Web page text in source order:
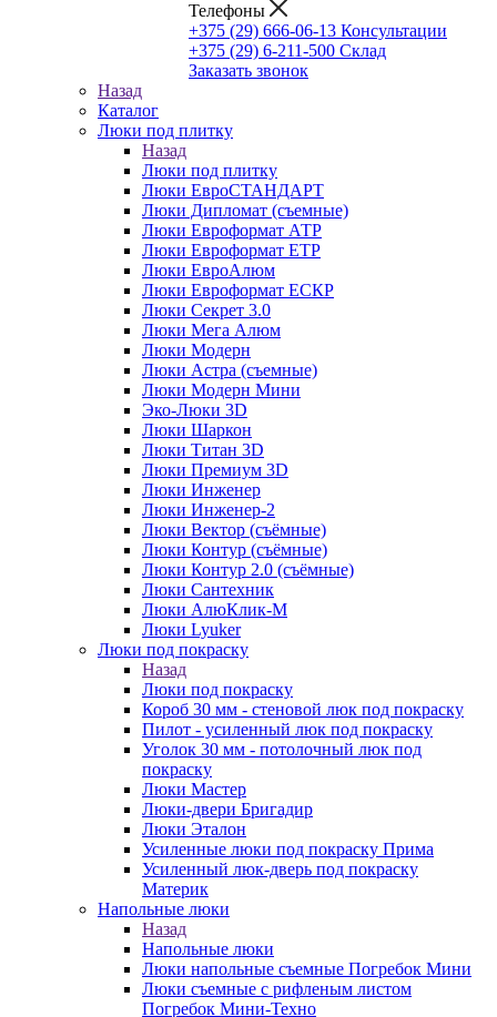
Телефоны
+375 (29) 666-06-13 Консультации
+375 (29) 6-211-500 Склад
Заказать звонок
Назад
Каталог
Люки под плитку
Назад
Люки под плитку
Люки ЕвроСТАНДАРТ
Люки Дипломат (съемные)
Люки Евроформат АТР
Люки Евроформат ЕТР
Люки ЕвроАлюм
Люки Евроформат ЕСКР
Люки Секрет 3.0
Люки Мега Алюм
Люки Модерн
Люки Астра (съемные)
Люки Модерн Мини
Эко-Люки 3D
Люки Шаркон
Люки Титан 3D
Люки Премиум 3D
Люки Инженер
Люки Инженер-2
Люки Вектор (съёмные)
Люки Контур (съёмные)
Люки Контур 2.0 (съёмные)
Люки Сантехник
Люки АлюКлик-М
Люки Lyuker
Люки под покраску
Назад
Люки под покраску
Короб 30 мм - стеновой люк под покраску
Пилот - усиленный люк под покраску
Уголок 30 мм - потолочный люк под
покраску
Люки Мастер
Люки-двери Бригадир
Люки Эталон
Усиленные люки под покраску Прима
Усиленный люк-дверь под покраску
Материк
Напольные люки
Назад
Напольные люки
Люки напольные съемные Погребок Мини
Люки съемные с рифленым листом
Погребок Мини-Техно